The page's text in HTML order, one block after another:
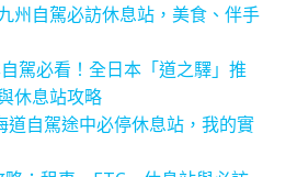
州自駕必訪休息站，美食、伴手
自駕必看！全日本「道之驛」推
休息站攻略
道自駕途中必停休息站，我的實